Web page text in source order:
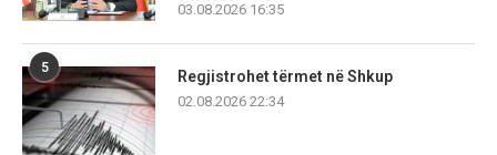
03.08.2026 16:35
5
Regjistrohet tërmet në Shkup
02.08.2026 22:34